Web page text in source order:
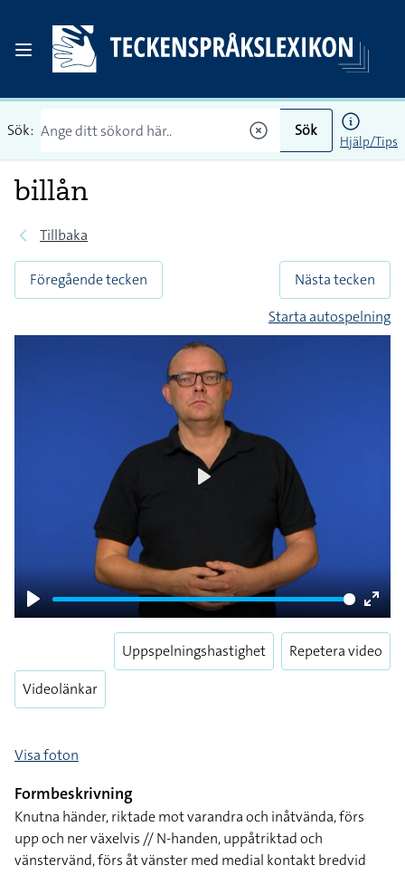
Sök: Sök
Hjälp/Tips
billån
Tillbaka
Föregående tecken
Nästa tecken
Starta autospelning
Play
Enter
Videolänkar
Uppspelningshastighet Repetera video
Visa foton
Formbeskrivning
Knutna händer, riktade mot varandra och inåtvända, förs
upp och ner växelvis // N-handen, uppåtriktad och
vänstervänd, förs åt vänster med medial kontakt bredvid